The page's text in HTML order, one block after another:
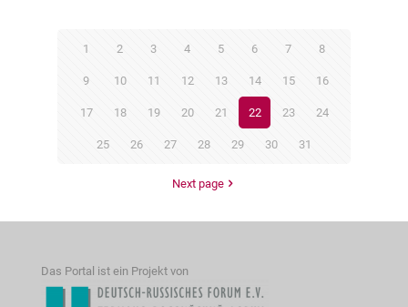
1 2 3 4 5 6 7 8
9 10 11 12 13 14 15 16
17 18 19 20 21 22 23 24
25 26 27 28 29 30 31
Next page
Das Portal ist ein Projekt von